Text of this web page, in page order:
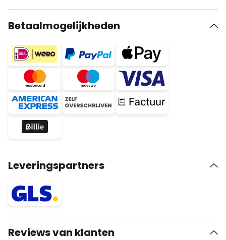
Betaalmogelijkheden
Leveringspartners
Reviews van klanten